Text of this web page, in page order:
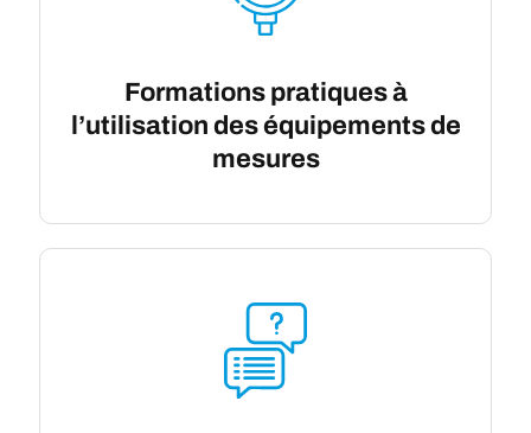
Formations pratiques à
l’utilisation des équipements de
mesures